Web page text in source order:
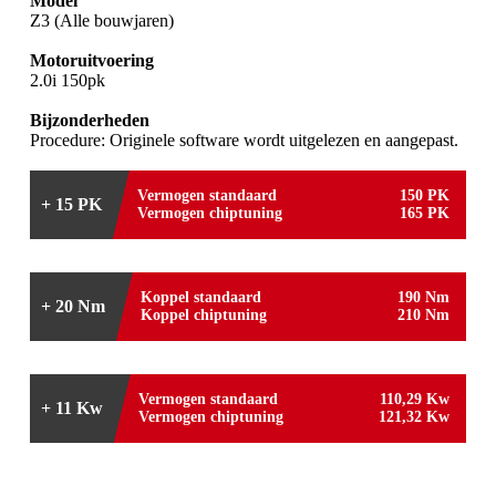
Z3 (Alle bouwjaren)
Motoruitvoering
2.0i 150pk
Bijzonderheden
Procedure: Originele software wordt uitgelezen en aangepast.
+ 15 PK Vermogen standaard
150 PK
Vermogen chiptuning
165 PK
+ 20 Nm Koppel standaard
190 Nm
Koppel chiptuning
210 Nm
+ 11 Kw Vermogen standaard
110,29 Kw
Vermogen chiptuning
121,32 Kw